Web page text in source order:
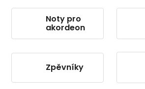
Noty pro
akordeon
Zpěvníky